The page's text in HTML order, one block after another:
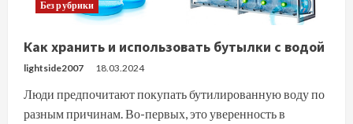
Без рубрики
Как хранить и использовать бутылки с водой
lightside2007 18.03.2024
Люди предпочитают покупать бутилированную воду по
разным причинам. Во-первых, это уверенность в